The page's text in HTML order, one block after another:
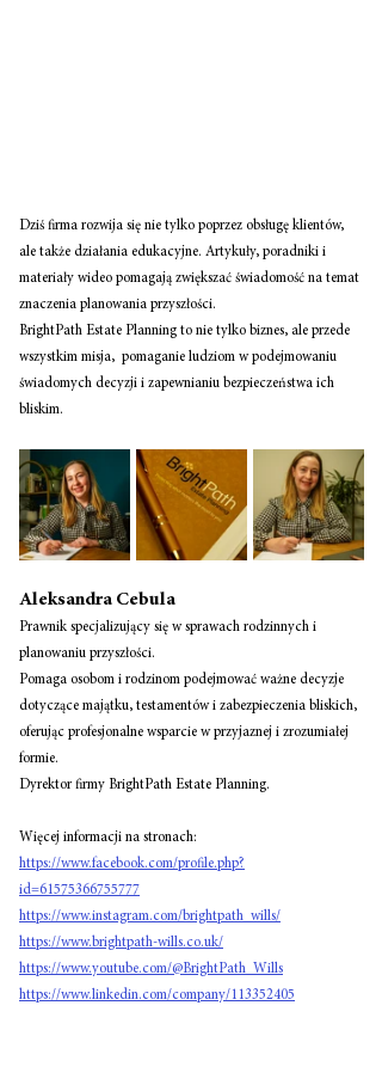
Dziś firma rozwija się nie tylko poprzez obsługę klientów,
ale także działania edukacyjne. Artykuły, poradniki i
materiały wideo pomagają zwiększać świadomość na temat
znaczenia planowania przyszłości.
BrightPath Estate Planning to nie tylko biznes, ale przede
wszystkim misja,  pomaganie ludziom w podejmowaniu
świadomych decyzji i zapewnianiu bezpieczeństwa ich
bliskim.
Aleksandra Cebula
Prawnik specjalizujący się w sprawach rodzinnych i
planowaniu przyszłości.
Pomaga osobom i rodzinom podejmować ważne decyzje
dotyczące majątku, testamentów i zabezpieczenia bliskich,
oferując profesjonalne wsparcie w przyjaznej i zrozumiałej
formie.
Dyrektor firmy BrightPath Estate Planning.
Więcej informacji na stronach:
https://www.facebook.com/profile.php?
id=61575366755777
https://www.instagram.com/brightpath_wills/
https://www.brightpath-wills.co.uk/
https://www.youtube.com/@BrightPath_Wills
https://www.linkedin.com/company/113352405